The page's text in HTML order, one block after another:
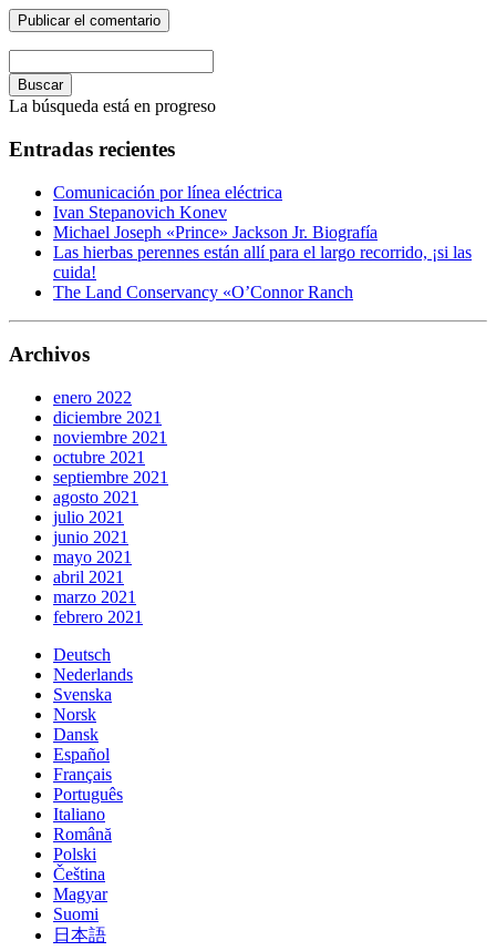
Buscar
La búsqueda está en progreso
Entradas recientes
Comunicación por línea eléctrica
Ivan Stepanovich Konev
Michael Joseph «Prince» Jackson Jr. Biografía
Las hierbas perennes están allí para el largo recorrido, ¡si las
cuida!
The Land Conservancy «O’Connor Ranch
Archivos
enero 2022
diciembre 2021
noviembre 2021
octubre 2021
septiembre 2021
agosto 2021
julio 2021
junio 2021
mayo 2021
abril 2021
marzo 2021
febrero 2021
Deutsch
Nederlands
Svenska
Norsk
Dansk
Español
Français
Português
Italiano
Română
Polski
Čeština
Magyar
Suomi
日本語